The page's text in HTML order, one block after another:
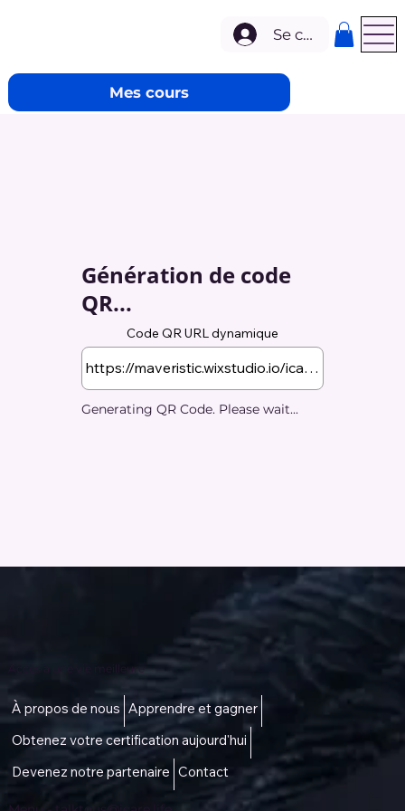
Mes cours
Se connecter
Génération de code
QR...
Code QR URL dynamique
Generating QR Code. Please wait...
Accès à une vie meilleure
À propos de nous Apprendre et gagner
Obtenez votre certification aujourd'hui
Devenez notre partenaire Contact